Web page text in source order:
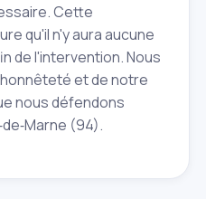
Cette
qu'il n'y aura aucune
de l'intervention. Nous
et de notre
nous défendons
(94).